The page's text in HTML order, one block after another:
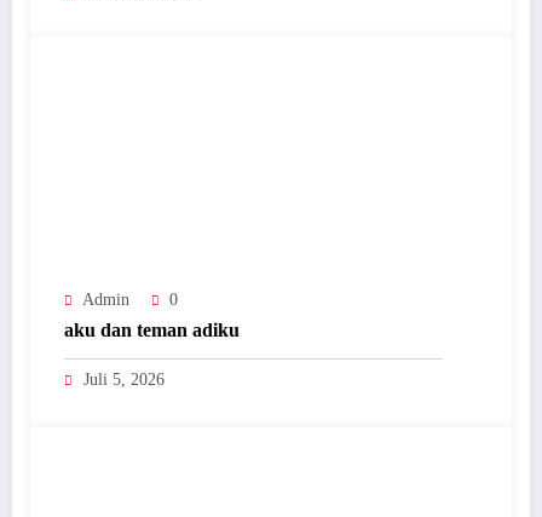
Admin 0
aku dan teman adiku
Juli 5, 2026